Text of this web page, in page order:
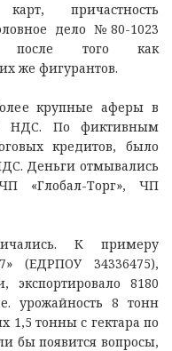
причастность
дело №80-1023
после того как
же фигурантов.
крупные аферы в
НДС. По фиктивным
кредитов, было
Деньги отмывались
«Глобал-Торг», ЧП
К примеру
(ЕДРПОУ 34336475),
8180
урожайность 8 тонн
1,5 тонны с гектара по
бы появится вопросы,